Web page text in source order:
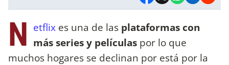
N etflix es una de las plataformas con
más series y películas por lo que
muchos hogares se declinan por está por la